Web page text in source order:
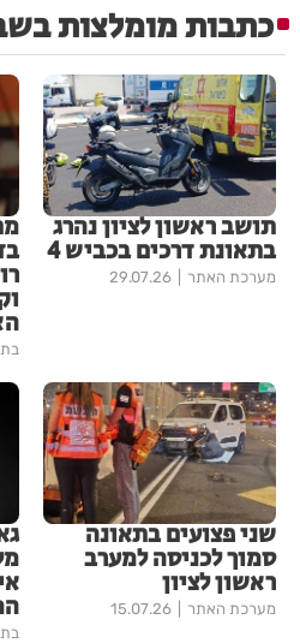
כתבות מומלצות
תושב ראשון לציון נהרג
בתאונת דרכים בכביש 4
מערכת האתר 29.07.26
שני פצועים בתאונה
סמוך לכניסה למערב
ראשון לציון
מערכת האתר 15.07.26